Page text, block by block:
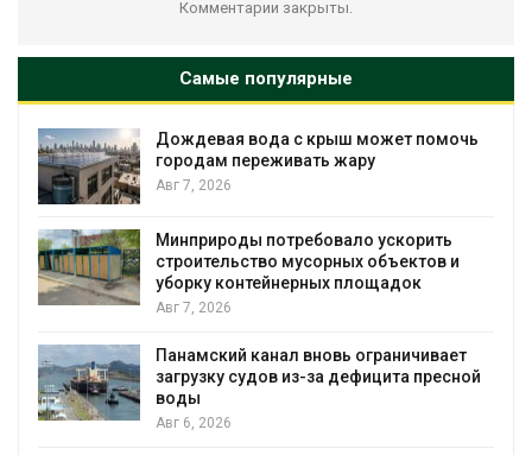
Комментарии закрыты.
Самые популярные
Дождевая вода с крыш может помочь
городам переживать жару
Авг 7, 2026
Минприроды потребовало ускорить
строительство мусорных объектов и
уборку контейнерных площадок
Авг 7, 2026
Панамский канал вновь ограничивает
загрузку судов из-за дефицита пресной
воды
Авг 6, 2026